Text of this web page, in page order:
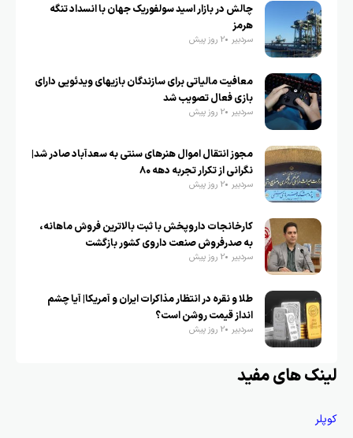
چالش در بازار اسید سولفوریک جهان با انسداد تنگه
هرمز
سردبیر 2 روز پیش
معافیت مالیاتی برای سازندگان بازیهای ویدئویی دارای
بازی فعال تصویب شد
سردبیر 2 روز پیش
مجوز انتقال اموال هنرهای سنتی به سعدآباد صادر شد|
نگرانی از تکرار تجربه دهه ۸۰
سردبیر 2 روز پیش
کارخانجات داروپخش با ثبت بالاترین فروش ماهانه،
به صدرفروش صنعت داروی کشور بازگشت
سردبیر 2 روز پیش
طلا و نقره در انتظار مذاکرات ایران و آمریکا| آیا چشم
انداز قیمت روشن است؟
سردبیر 2 روز پیش
لینک های مفید
کوپلر